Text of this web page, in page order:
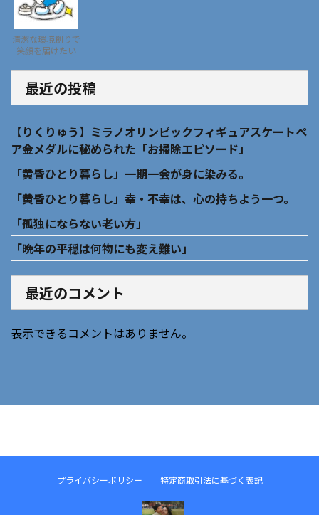
清潔な環境創りで
笑顔を届けたい
最近の投稿
【りくりゅう】ミラノオリンピックフィギュアスケートペ
ア金メダルに秘められた「お掃除エピソード」
「黄昏ひとり暮らし」一期一会が身に染みる。
「黄昏ひとり暮らし」幸・不幸は、心の持ちよう一つ。
「孤独にならない老い方」
「晩年の平穏は何物にも変え難い」
最近のコメント
表示できるコメントはありません。
プライバシーポリシー 特定商取引法に基づく表記